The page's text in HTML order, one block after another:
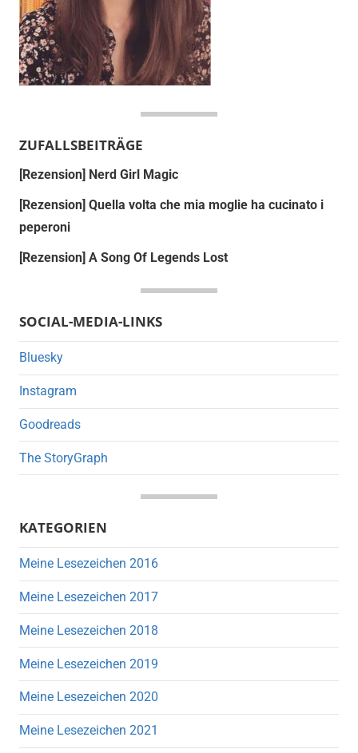
ZUFALLSBEITRÄGE
[Rezension] Nerd Girl Magic
[Rezension] Quella volta che mia moglie ha cucinato i
peperoni
[Rezension] A Song Of Legends Lost
SOCIAL-MEDIA-LINKS
Bluesky
Instagram
Goodreads
The StoryGraph
KATEGORIEN
Meine Lesezeichen 2016
Meine Lesezeichen 2017
Meine Lesezeichen 2018
Meine Lesezeichen 2019
Meine Lesezeichen 2020
Meine Lesezeichen 2021